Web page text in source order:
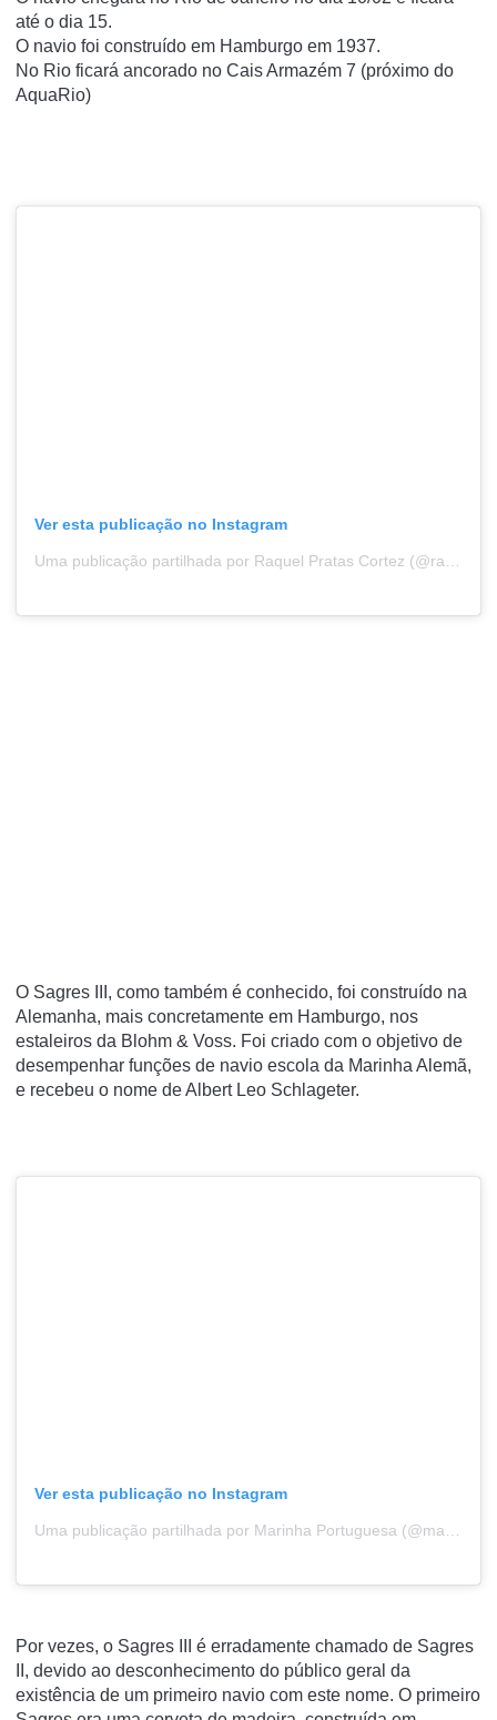
até o dia 15.
O navio foi construído em Hamburgo em 1937.
No Rio ficará ancorado no Cais Armazém 7 (próximo do
AquaRio)
Ver esta publicação no Instagram
O Sagres III, como também é conhecido, foi construído na
Alemanha, mais concretamente em Hamburgo, nos
estaleiros da Blohm & Voss. Foi criado com o objetivo de
desempenhar funções de navio escola da Marinha Alemã,
e recebeu o nome de Albert Leo Schlageter.
Ver esta publicação no Instagram
Uma publicação partilhada por Marinha Portuguesa (@marinhaportuguesa)
Por vezes, o Sagres III é erradamente chamado de Sagres
II, devido ao desconhecimento do público geral da
existência de um primeiro navio com este nome. O primeiro